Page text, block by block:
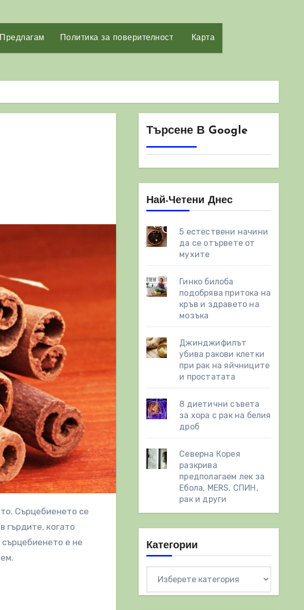
Предлагам Политика за поверителност Карта
гърдите, когато
е не
Търсене В Google
Най-Четени Днес
5 естествени начини
да се отървете от
мухите
Гинко билоба
подобрява притока на
кръв и здравето на
мозъка
Джинджифилът
убива ракови клетки
при рак на яйчниците
и простатата
8 диетични съвета
за хора с рак на белия
дроб
Северна Корея
разкрива
предполагаем лек за
Ебола, MERS, СПИН,
рак и други
Категории